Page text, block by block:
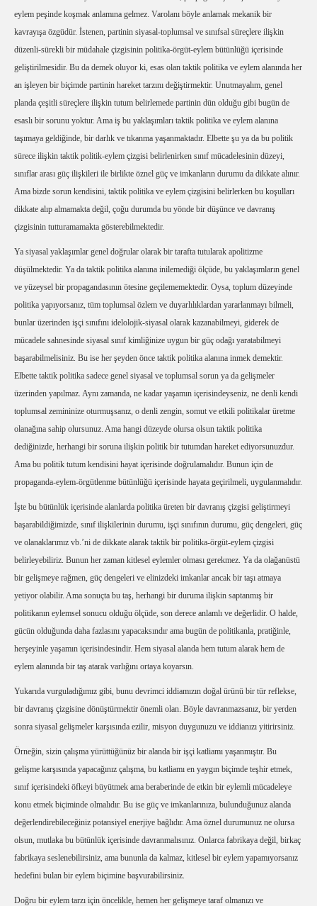
eylem peşinde koşmak anlamına gelmez. Varolanı böyle anlamak mekanik bir
kavrayışa özgüdür. İstenen, partinin siyasal-toplumsal ve sınıfsal süreçlere ilişkin
düzenli-sürekli bir müdahale çizgisinin politika-örgüt-eylem bütünlüğü içerisinde
geliştirilmesidir. Bu da demek oluyor ki, esas olan taktik politika ve eylem alanında her
an işleyen bir biçimde partinin hareket tarzını değiştirmektir. Unutmayalım, genel
planda çeşitli süreçlere ilişkin tutum belirlemede partinin dün olduğu gibi bugün de
esaslı bir sorunu yoktur. Ama iş bu yaklaşımları taktik politika ve eylem alanına
taşımaya geldiğinde, bir darlık ve tıkanma yaşanmaktadır. Elbette şu ya da bu politik
sürece ilişkin taktik politik-eylem çizgisi belirlenirken sınıf mücadelesinin düzeyi,
sınıflar arası güç ilişkileri ile birlikte öznel güç ve imkanların durumu da dikkate alınır.
Ama bizde sorun kendisini, taktik politika ve eylem çizgisini belirlerken bu koşulları
dikkate alıp almamakta değil, çoğu durumda bu yönde bir düşünce ve davranış
çizgisinin tutturamamakta gösterebilmektedir.
Ya siyasal yaklaşımlar genel doğrular olarak bir tarafta tutularak apolitizme
düşülmektedir. Ya da taktik politika alanına inilemediği ölçüde, bu yaklaşımların genel
ve yüzeysel bir propagandasının ötesine geçilememektedir. Oysa, toplum düzeyinde
politika yapıyorsanız, tüm toplumsal özlem ve duyarlılıklardan yararlanmayı bilmeli,
bunlar üzerinden işçi sınıfını idelolojik-siyasal olarak kazanabilmeyi, giderek de
mücadele sahnesinde siyasal sınıf kimliğinize uygun bir güç odağı yaratabilmeyi
başarabilmelisiniz. Bu ise her şeyden önce taktik politika alanına inmek demektir.
Elbette taktik politika sadece genel siyasal ve toplumsal sorun ya da gelişmeler
üzerinden yapılmaz. Aynı zamanda, ne kadar yaşamın içerisindeyseniz, ne denli kendi
toplumsal zemininize oturmuşsanız, o denli zengin, somut ve etkili politikalar üretme
olanağına sahip olursunuz. Ama hangi düzeyde olursa olsun taktik politika
dediğinizde, herhangi bir soruna ilişkin politik bir tutumdan hareket ediyorsunuzdur.
Ama bu politik tutum kendisini hayat içerisinde doğrulamalıdır. Bunun için de
propaganda-eylem-örgütlenme bütünlüğü içerisinde hayata geçirilmeli, uygulanmalıdır.
İşte bu bütünlük içerisinde alanlarda politika üreten bir davranış çizgisi geliştirmeyi
başarabildiğimizde, sınıf ilişkilerinin durumu, işçi sınıfının durumu, güç dengeleri, güç
ve olanaklarımız vb.’ni de dikkate alarak taktik bir politika-örgüt-eylem çizgisi
belirleyebiliriz. Bunun her zaman kitlesel eylemler olması gerekmez. Ya da olağanüstü
bir gelişmeye rağmen, güç dengeleri ve elinizdeki imkanlar ancak bir taşı atmaya
yetiyor olabilir. Ama sonuçta bu taş, herhangi bir duruma ilişkin saptanmış bir
politikanın eylemsel sonucu olduğu ölçüde, son derece anlamlı ve değerlidir. O halde,
gücün olduğunda daha fazlasını yapacaksındır ama bugün de politikanla, pratiğinle,
herşeyinle yaşamın içerisindesindir. Hem siyasal alanda hem tutum alarak hem de
eylem alanında bir taş atarak varlığını ortaya koyarsın.
Yukarıda vurguladığımız gibi, bunu devrimci iddiamızın doğal ürünü bir tür reflekse,
bir davranış çizgisine dönüştürmektir önemli olan. Böyle davranmazsanız, bir yerden
sonra siyasal gelişmeler karşısında ezilir, misyon duygunuzu ve iddianızı yitirirsiniz.
Örneğin, sizin çalışma yürüttüğünüz bir alanda bir işçi katliamı yaşanmıştır. Bu
gelişme karşısında yapacağınız çalışma, bu katliamı en yaygın biçimde teşhir etmek,
sınıf içerisindeki öfkeyi büyütmek ama beraberinde de etkin bir eylemli mücadeleye
konu etmek biçiminde olmalıdır. Bu ise güç ve imkanlarınıza, bulunduğunuz alanda
değerlendirebileceğiniz potansiyel enerjiye bağlıdır. Ama öznel durumunuz ne olursa
olsun, mutlaka bu bütünlük içerisinde davranmalısınız. Onlarca fabrikaya değil, birkaç
fabrikaya seslenebilirsiniz, ama bununla da kalmaz, kitlesel bir eylem yapamıyorsanız
hedefini bulan bir eylem biçimine başvurabilirsiniz.
Doğru bir eylem tarzı için öncelikle, hemen her gelişmeye taraf olmanızı ve